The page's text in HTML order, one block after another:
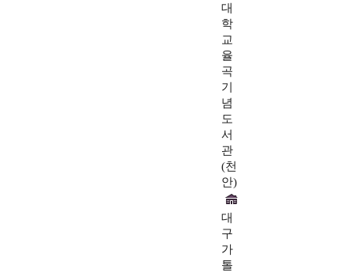
대
학
교
율
곡
기
념
도
서
관
(천
안)
대
구
가
톨